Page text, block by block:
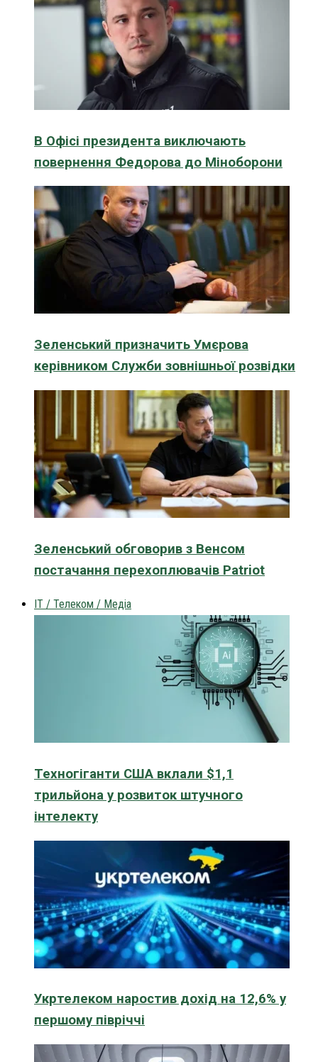
В Офісі президента виключають
повернення Федорова до Міноборони
Зеленський призначить Умєрова
керівником Служби зовнішньої розвідки
Зеленський обговорив з Венсом
постачання перехоплювачів Patriot
IT / Телеком / Медіа
Техногіганти США вклали $1,1
трильйона у розвиток штучного
інтелекту
Укртелеком наростив дохід на 12,6% у
першому півріччі